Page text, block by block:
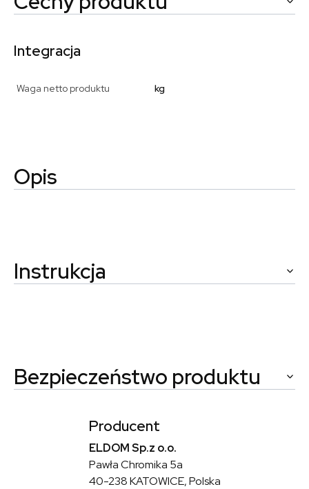
Integracja
Waga netto produktu kg
Opis
Instrukcja
Bezpieczeństwo produktu
Producent
ELDOM Sp.z o.o.
Pawła Chromika 5a
40-238 KATOWICE, Polska